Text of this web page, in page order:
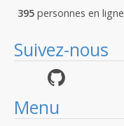
395 personnes en ligne
Suivez-nous
Menu